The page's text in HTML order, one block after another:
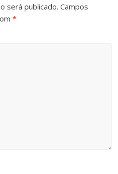
será publicado. Campos
*